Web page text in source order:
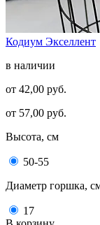
Кодиум Экселлент
в наличии
от 42,00 руб.
от 57,00 руб.
Высота, см
50-55
Диаметр горшка,
17